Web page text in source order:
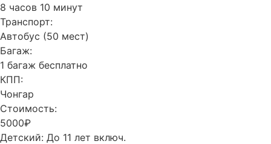
8 часов 10 минут
Транспорт:
Автобус (50 мест)
Багаж:
1 багаж бесплатно
КПП:
Чонгар
Стоимость:
5000₽
Детский: До 11 лет включ.